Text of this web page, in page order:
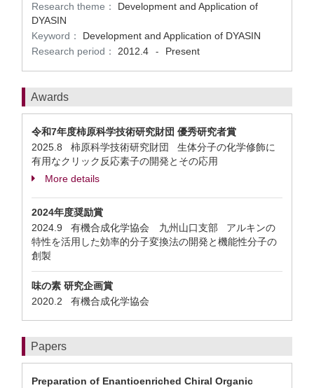
Research theme：
Development and Application of
DYASIN
Keyword：
Development and Application of DYASIN
Research period：
2012.4 - Present
Awards
令和7年度柿原科学技術研究財団 優秀研究者賞
2025.8 柿原科学技術研究財団 生体分子の化学修飾に
有用なクリック反応素子の開発とその応用
More details
2024年度奨励賞
2024.9 有機合成化学協会 九州山口支部 アルキンの
特性を活用した効率的分子変換法の開発と機能性分子の
創製
味の素 研究企画賞
2020.2 有機合成化学協会
Papers
Preparation of Enantioenriched Chiral Organic